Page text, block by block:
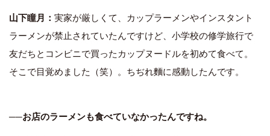
山下瞳月： 実家が厳しくて、カップラーメンやインスタント
ラーメンが禁止されていたんですけど、小学校の修学旅行で
友だちとコンビニで買ったカップヌードルを初めて食べて。
そこで目覚めました（笑）。ちぢれ麵に感動したんです。
──お店のラーメンも食べていなかったんですね。